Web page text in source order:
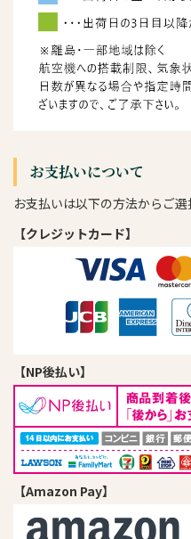
お支払いについて
お支払いは以下の方法からご選
【クレジットカード】
【NP後払い】
【Amazon Pay】